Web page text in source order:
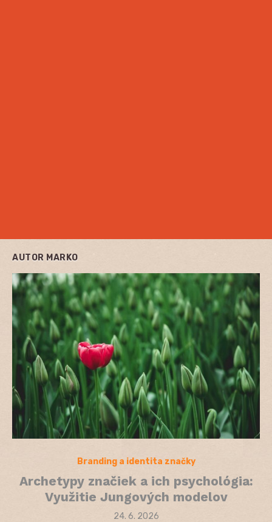
AUTOR MARKO
Branding a identita značky
Archetypy značiek a ich psychológia:
Využitie Jungových modelov
Posted
24. 6. 2026